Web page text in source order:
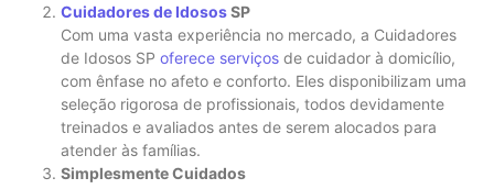
Cuidadores de IdososSP
Com uma vasta experiência no mercado, a Cuidadores
de Idosos SP oferece serviços de cuidador à domicílio,
com ênfase no afeto e conforto. Eles disponibilizam uma
seleção rigorosa de profissionais, todos devidamente
treinados e avaliados antes de serem alocados para
atender às famílias.
Simplesmente Cuidados